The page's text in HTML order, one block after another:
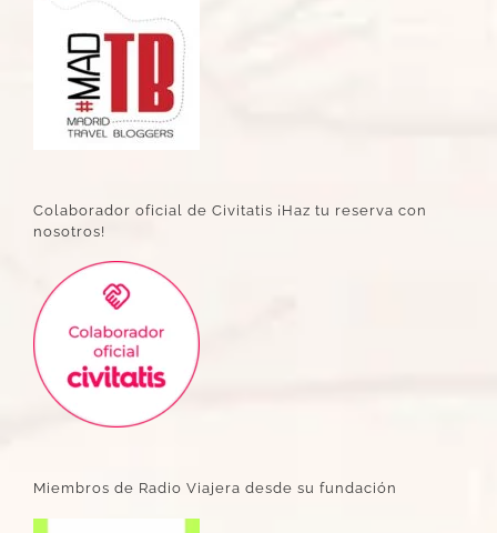
Colaborador oficial de Civitatis ¡Haz tu reserva con
nosotros!
Miembros de Radio Viajera desde su fundación